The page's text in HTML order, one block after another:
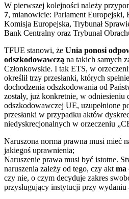
W pierwszej kolejności należy
7, mianowicie: Parlament Europejski,
Komisja Europejska, Trybunał
Bank Centralny oraz Trybunał
TFUE stanowi, że Unia ponosi
odszkodowawczą na takich samych
Członkowskie. I tak ETS, w
określił trzy przesłanki, których
dochodzenia odszkodowania od
zostały, już konkretnie, w odniesieniu
odszkodowawczej UE, uzupełnione
przesłanki w przypadku aktów
niedyskrecjonalnych w orzeczeniu
Naruszona norma prawna musi mieć
jakiegoś uprawnienia;
Naruszenie prawa musi być istotne.
naruszenia zależy od tego, czy akt ma
czy nie, o czym decyduje zakres
przysługujący instytucji przy wydaniu